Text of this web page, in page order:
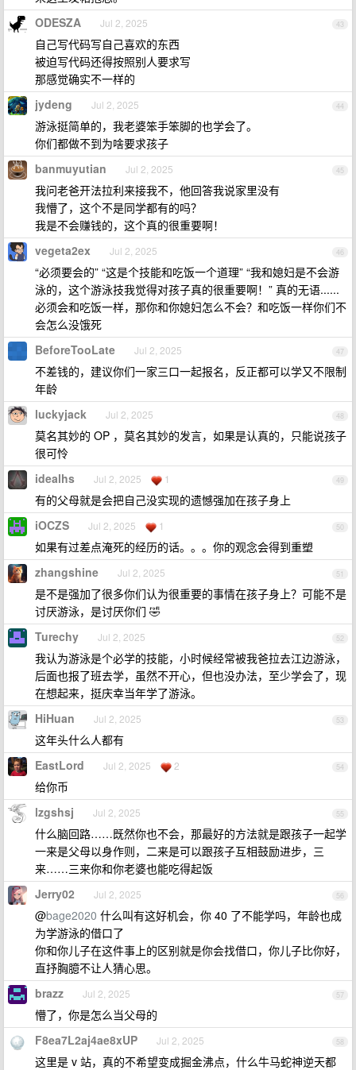
43
ODESZA Jul 2, 2025
自己写代码写自己喜欢的东西
被迫写代码还得按照别人要求写
那感觉确实不一样的
44
jydeng Jul 2, 2025
游泳挺简单的，我老婆笨手笨脚的也学会了。
你们都做不到为啥要求孩子
45
banmuyutian Jul 2, 2025
我问老爸开法拉利来接我不，他回答我说家里没有
我懵了，这个不是同学都有的吗？
我是不会赚钱的，这个真的很重要啊！
46
vegeta2ex Jul 2, 2025
“必须要会的” “这是个技能和吃饭一个道理” “我和媳妇是不会游
泳的，这个游泳技我觉得对孩子真的很重要啊！” 真的无语......
必须会和吃饭一样，那你和你媳妇怎么不会？和吃饭一样你们不
会怎么没饿死
47
BeforeTooLate Jul 2, 2025
不差钱的，建议你们一家三口一起报名，反正都可以学又不限制
年龄
48
luckyjack Jul 2, 2025
莫名其妙的 OP ，莫名其妙的发言，如果是认真的，只能说孩子
很可怜
49
idealhs Jul 2, 2025 1
有的父母就是会把自己没实现的遗憾强加在孩子身上
50
iOCZS Jul 2, 2025 1
如果有过差点淹死的经历的话。。。你的观念会得到重塑
51
zhangshine Jul 2, 2025
是不是强加了很多你们认为很重要的事情在孩子身上？可能不是
讨厌游泳，是讨厌你们 🤣
52
Turechy Jul 2, 2025
我认为游泳是个必学的技能，小时候经常被我爸拉去江边游泳，
后面也报了班去学，虽然不开心，但也没办法，至少学会了，现
在想起来，挺庆幸当年学了游泳。
53
HiHuan Jul 2, 2025
这年头什么人都有
54
EastLord Jul 2, 2025 2
给你币
55
lzgshsj Jul 2, 2025
什么脑回路……既然你也不会，那最好的方法就是跟孩子一起学
一来是父母以身作则，二来是可以跟孩子互相鼓励进步，三
来……三来你和你老婆也能吃得起饭
56
Jerry02 Jul 2, 2025
@bage2020 什么叫有这好机会，你 40 了不能学吗，年龄也成
为学游泳的借口了
你和你儿子在这件事上的区别就是你会找借口，你儿子比你好，
直抒胸臆不让人猜心思。
57
brazz Jul 2, 2025
懵了，你是怎么当父母的
58
F8ea7L2aj4ae8xUP Jul 2, 2025
这里是 v 站，真的不希望变成掘金沸点，什么牛马蛇神逆天都